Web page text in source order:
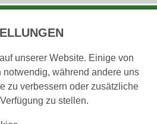
unserer Website. Einige von
notwendig, während andere uns
zu verbessern oder zusätzliche
zu stellen.